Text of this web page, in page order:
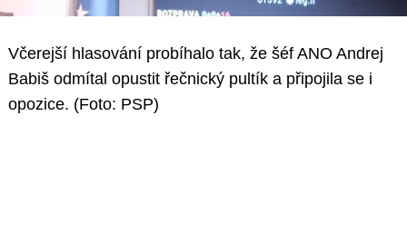
Včerejší hlasování probíhalo tak, že šéf ANO Andrej
Babiš odmítal opustit řečnický pultík a připojila se i
opozice. (Foto: PSP)